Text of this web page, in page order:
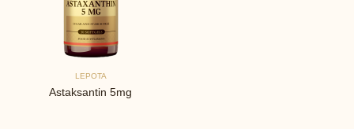
LEPOTA
Astaksantin 5mg